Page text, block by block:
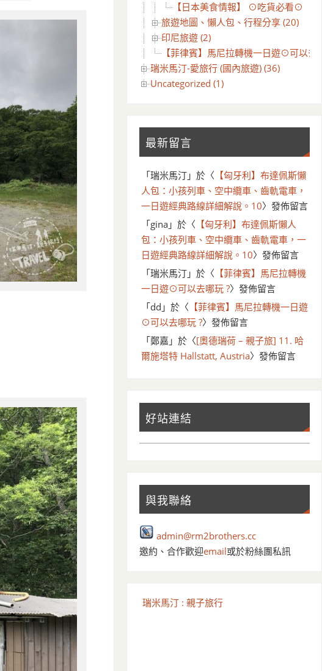
【日本美食情報】 ⊙吃貨必看⊙
旅遊地圖、懶人包、行程分享 (20)
印尼旅遊 (2)
【菲律賓】馬尼拉轉機一日遊⊙可以去
瑞米馬汀-愛旅行 (國內旅遊) (36)
Uncategorized (1)
最新留言
「瑞米馬汀」於〈 【匈牙利】布達佩斯懶
人包：小孩列車、空中纜車、齒軌電車，
一日遊經典路線詳細解說。10〉發佈留言
「gina」於〈 【匈牙利】布達佩斯懶人
包：小孩列車、空中纜車、齒軌電車，一
日遊經典路線詳細解說。10〉發佈留言
「瑞米馬汀」於〈 【菲律賓】馬尼拉轉機
一日遊⊙可以去哪玩 ?〉發佈留言
「dd 」於〈 【菲律賓】馬尼拉轉機一日遊
⊙可以去哪玩 ?〉發佈留言
「鄭嘉 」於〈[奧德瑞荷 – 親子旅] 11. 哈
爾施塔特 Hallstatt, Austria〉發佈留言
好站連結
與我聯絡
admin@rm2brothers.cc
邀約、合作歡迎email或於粉絲團私訊
瑞米馬汀 : 親子旅行